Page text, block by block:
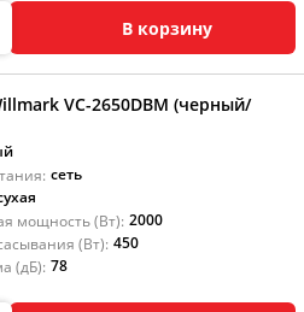
В корзину
VC-2650DBM (черный/
сеть
мощность (Вт): 2000
(Вт): 450
(дБ): 78